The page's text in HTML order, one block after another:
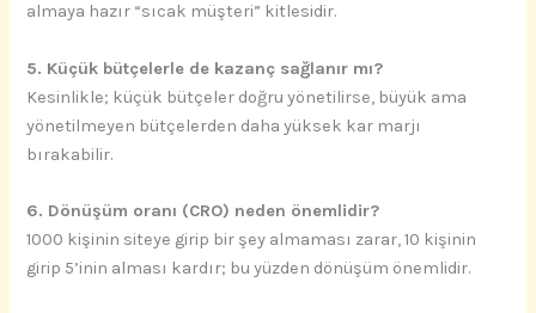
almaya hazır “sıcak müşteri” kitlesidir.
5. Küçük bütçelerle de kazanç sağlanır mı?
Kesinlikle; küçük bütçeler doğru yönetilirse, büyük ama
yönetilmeyen bütçelerden daha yüksek kar marjı
bırakabilir.
6. Dönüşüm oranı (CRO) neden önemlidir?
1000 kişinin siteye girip bir şey almaması zarar, 10 kişinin
girip 5’inin alması kardır; bu yüzden dönüşüm önemlidir.